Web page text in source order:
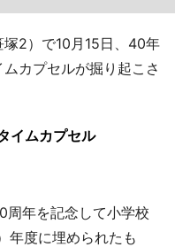
2）で10月15日、40年
カプセルが掘り起こさ
イムカプセル
年を記念して小学校
年度に埋められたも